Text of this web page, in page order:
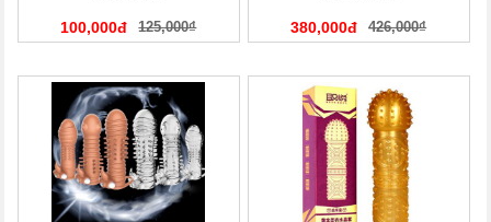
100,000đ 125,000₫ 380,000đ 426,000₫